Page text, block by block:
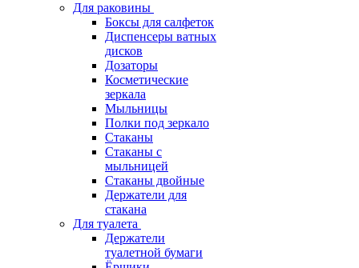
Для раковины
Боксы для салфеток
Диспенсеры ватных
дисков
Дозаторы
Косметические
зеркала
Мыльницы
Полки под зеркало
Стаканы
Стаканы с
мыльницей
Стаканы двойные
Держатели для
стакана
Для туалета
Держатели
туалетной бумаги